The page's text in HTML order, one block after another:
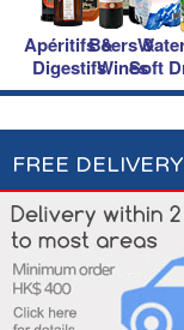
Apéritifs &
Digestifs
Beers &
WinesSoft
FREE DELIVERY